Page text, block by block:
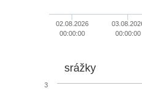
02.08.2026
00:00:00
00:00:00
srážky
3